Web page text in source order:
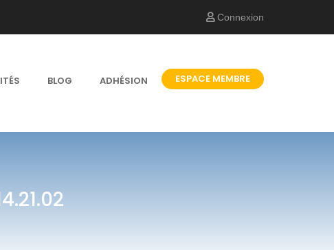
Connexion
BLOG ADHÉSION ESPACE MEMBRE